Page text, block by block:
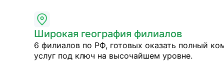
Широкая география филиалов
6 филиалов по РФ, готовых оказать полный
услуг под ключ на высочайшем уровне.